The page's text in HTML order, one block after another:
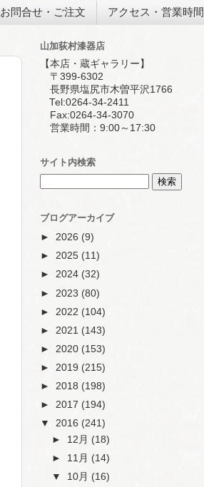
お問合せ・ご注文 アクセス・営業時間
山加荻村漆器店
【本店・蔵ギャラリー】
〒399-6302
長野県塩尻市木曽平沢1766
Tel:0264-34-2411
Fax:0264-34-3070
営業時間：9:00～17:30
サイト内検索
ブログアーカイブ
► 2026 (9)
► 2025 (11)
► 2024 (32)
► 2023 (80)
► 2022 (104)
► 2021 (143)
► 2020 (153)
► 2019 (215)
► 2018 (198)
► 2017 (194)
▼ 2016 (241)
► 12月 (18)
► 11月 (14)
▼ 10月 (16)